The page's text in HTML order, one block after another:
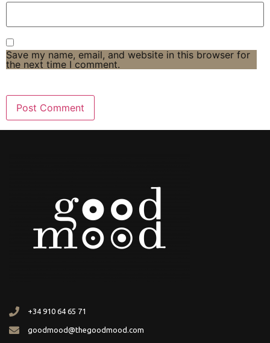
Save my name, email, and website in this browser for
the next time I comment.
+34 910 64 65 71
goodmood@thegoodmood.com